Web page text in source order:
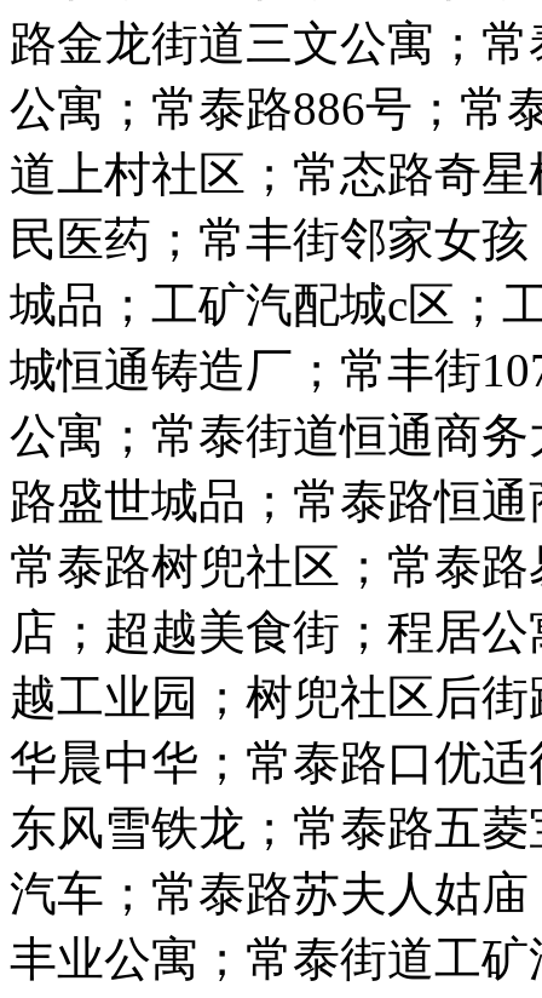
路金龙街道三文公寓；
公寓；常泰路886号；常
道上村社区；常态路奇
民医药；常丰街邻家女
城品；工矿汽配城c区；
城恒通铸造厂；常丰街
公寓；常泰街道恒通商
路盛世城品；常泰路恒
常泰路树兜社区；常泰
店；超越美食街；程居
越工业园；树兜社区后
华晨中华；常泰路口优
东风雪铁龙；常泰路五
汽车；常泰路苏夫人姑
丰业公寓；常泰街道工